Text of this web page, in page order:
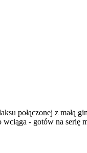
połączonej z
- gotów na serię